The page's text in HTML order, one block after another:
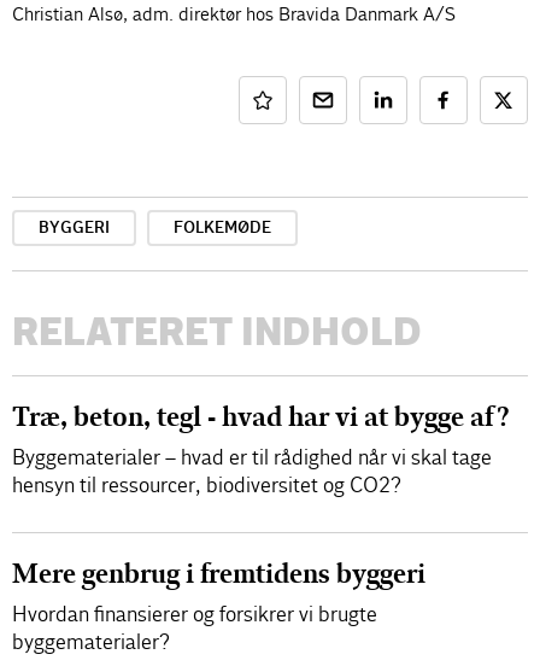
Christian Alsø, adm. direktør hos Bravida Danmark A/S
BYGGERI FOLKEMØDE
RELATERET INDHOLD
Træ, beton, tegl - hvad har vi at bygge af?
Byggematerialer – hvad er til rådighed når vi skal tage
hensyn til ressourcer, biodiversitet og CO2?
Mere genbrug i fremtidens byggeri
Hvordan finansierer og forsikrer vi brugte
byggematerialer?